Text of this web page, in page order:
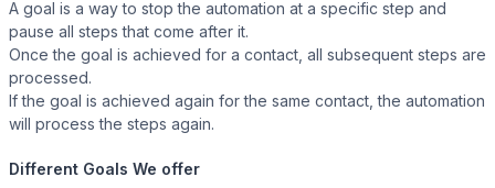
Presto Player
Track video engagement data
A goal is a way to stop the automation at a specific step and
pause all steps that come after it.
Once the goal is achieved for a contact, all subsequent steps are
processed.
If the goal is achieved again for the same contact, the automation
will process the steps again.
Different Goals We offer